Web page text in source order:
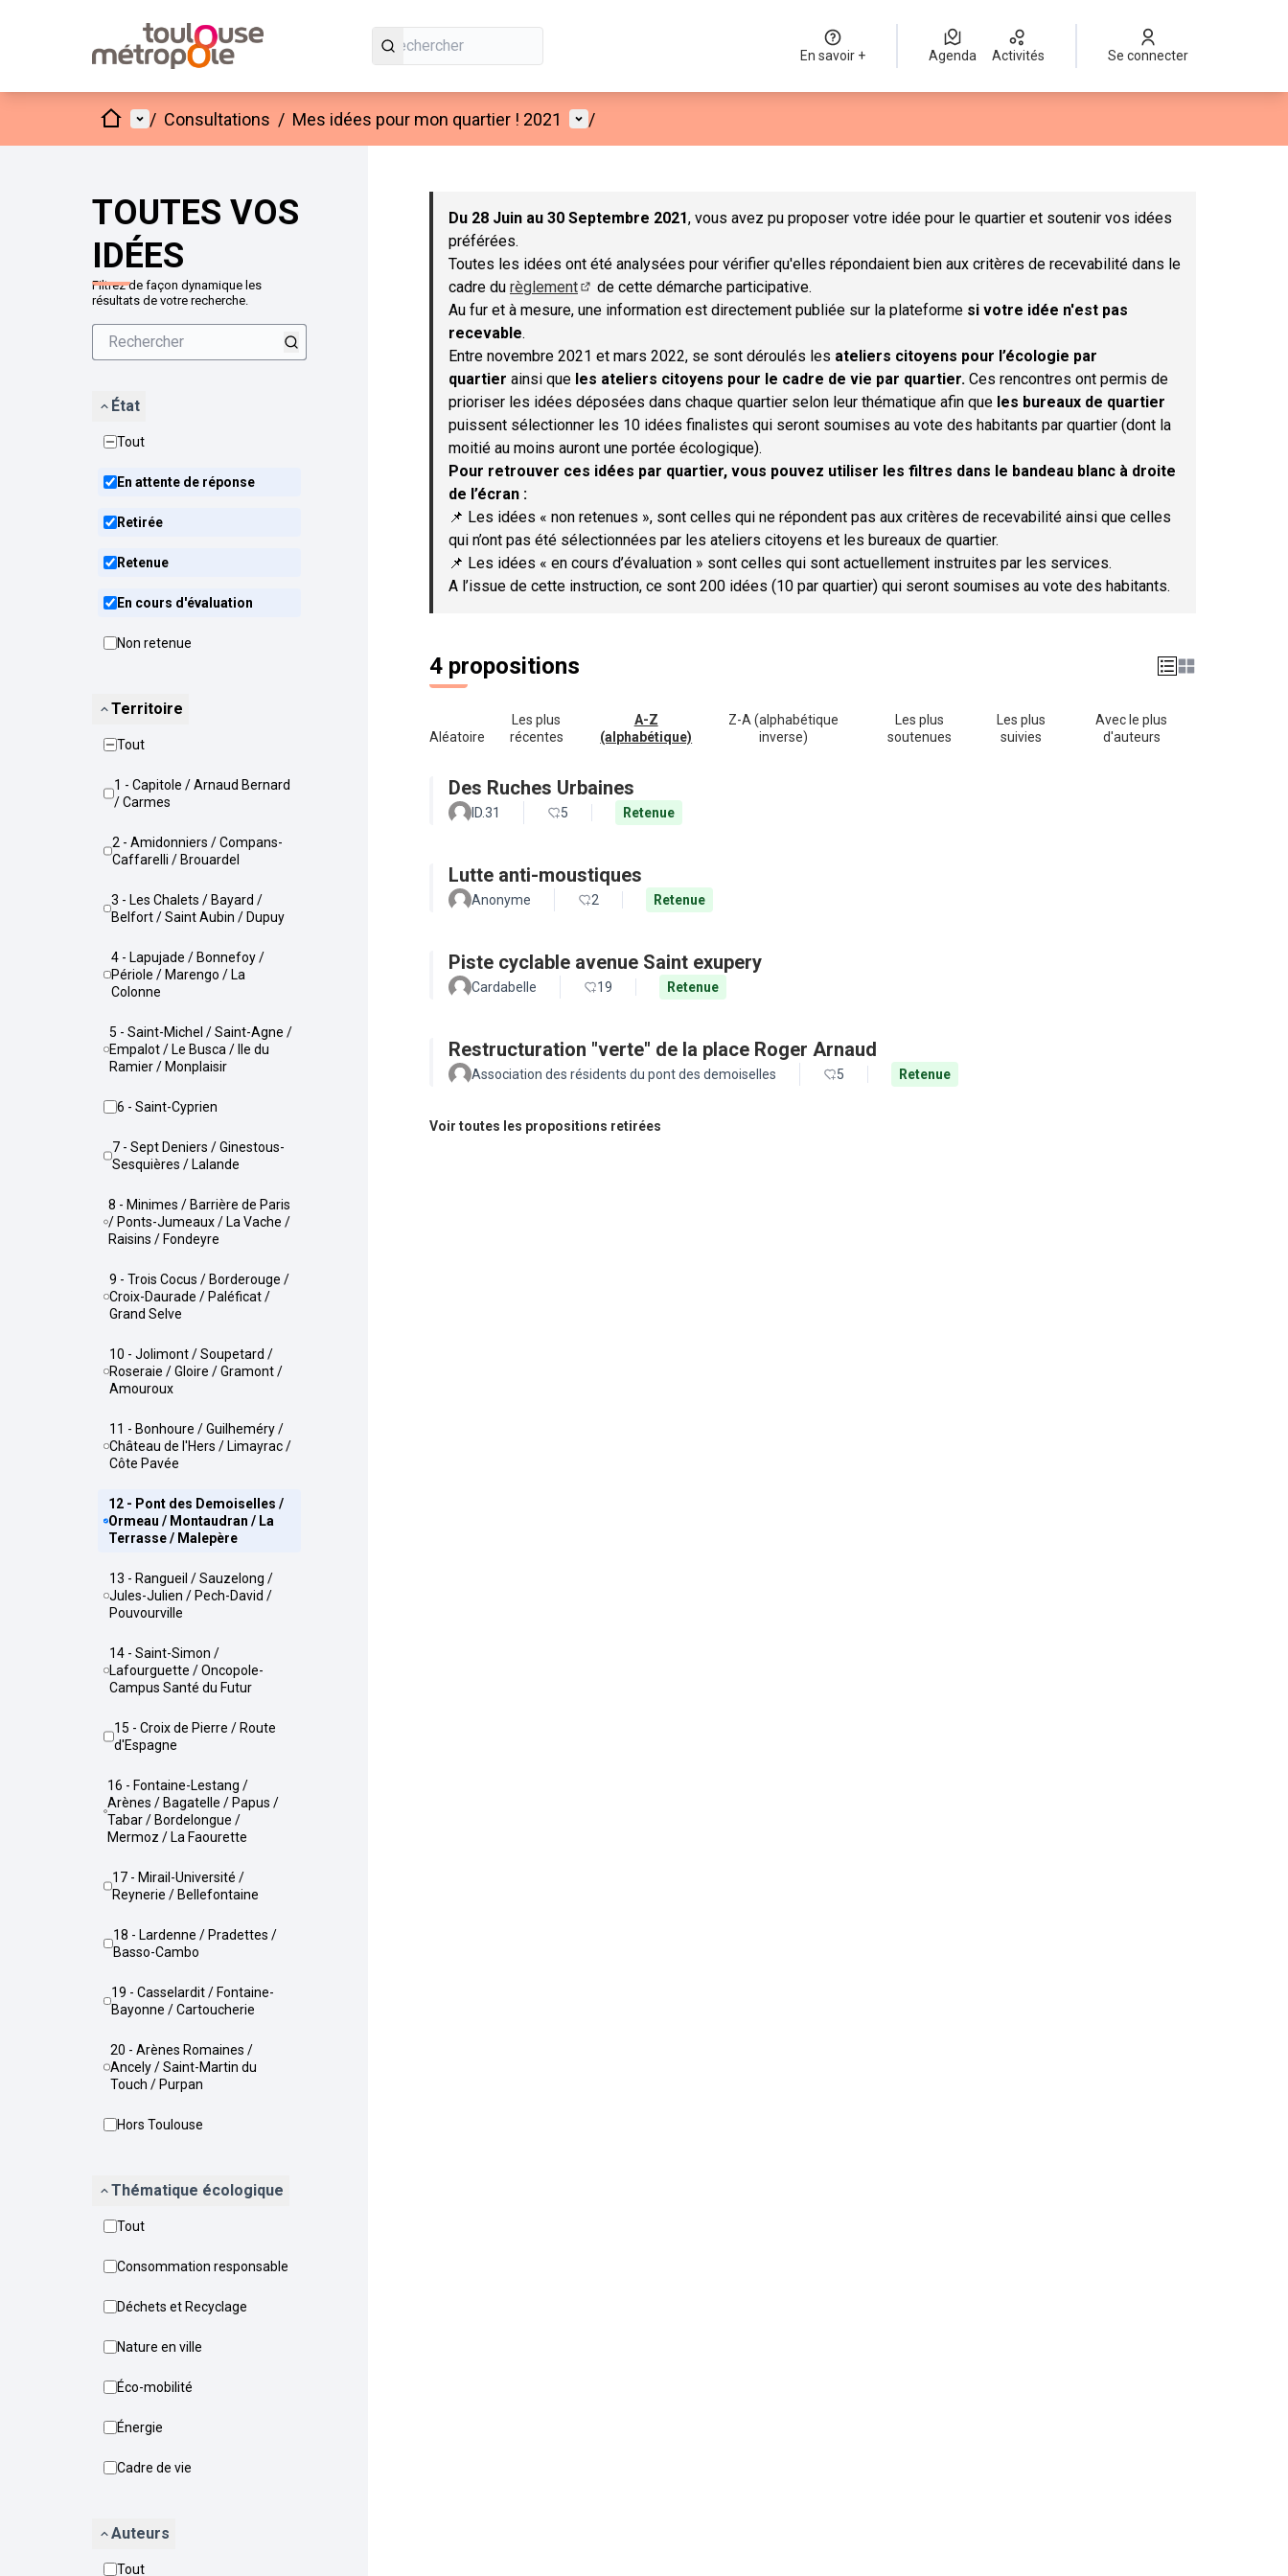
En savoir + Agenda Activités Se connecter
AccueilMenu principal
/ Consultations / Mes idées pour mon quartier ! 2021 Menu utilisateur
/
TOUTES VOS
IDÉES
Filtrez de façon dynamique les
résultats de votre recherche.
État
Tout
En attente de réponse
Retirée
Retenue
En cours d'évaluation
Non retenue
Territoire
Tout
1 - Capitole / Arnaud Bernard
/ Carmes
2 - Amidonniers / Compans-
Caffarelli / Brouardel
3 - Les Chalets / Bayard /
Belfort / Saint Aubin / Dupuy
4 - Lapujade / Bonnefoy /
Périole / Marengo / La
Colonne
5 - Saint-Michel / Saint-Agne /
Empalot / Le Busca / Ile du
Ramier / Monplaisir
6 - Saint-Cyprien
7 - Sept Deniers / Ginestous-
Sesquières / Lalande
8 - Minimes / Barrière de Paris
/ Ponts-Jumeaux / La Vache /
Raisins / Fondeyre
9 - Trois Cocus / Borderouge /
Croix-Daurade / Paléficat /
Grand Selve
10 - Jolimont / Soupetard /
Roseraie / Gloire / Gramont /
Amouroux
11 - Bonhoure / Guilheméry /
Château de l'Hers / Limayrac /
Côte Pavée
12 - Pont des Demoiselles /
Ormeau / Montaudran / La
Terrasse / Malepère
13 - Rangueil / Sauzelong /
Jules-Julien / Pech-David /
Pouvourville
14 - Saint-Simon /
Lafourguette / Oncopole-
Campus Santé du Futur
15 - Croix de Pierre / Route
d'Espagne
16 - Fontaine-Lestang /
Arènes / Bagatelle / Papus /
Tabar / Bordelongue /
Mermoz / La Faourette
17 - Mirail-Université /
Reynerie / Bellefontaine
18 - Lardenne / Pradettes /
Basso-Cambo
19 - Casselardit / Fontaine-
Bayonne / Cartoucherie
20 - Arènes Romaines /
Ancely / Saint-Martin du
Touch / Purpan
Hors Toulouse
Thématique écologique
Tout
Consommation responsable
Déchets et Recyclage
Nature en ville
Éco-mobilité
Énergie
Cadre de vie
Auteurs
Tout
Passer la carte
Du 28 Juin au 30 Septembre 2021, vous avez pu proposer votre idée pour le quartier et soutenir vos idées
préférées.
Toutes les idées ont été analysées pour vérifier qu'elles répondaient bien aux critères de recevabilité dans le
cadre du règlement
(S'ouvre dans un nouvel onglet)
de cette démarche participative.
Au fur et à mesure, une information est directement publiée sur la plateforme si votre idée n'est pas
recevable.
Entre novembre 2021 et mars 2022, se sont déroulés les ateliers citoyens pour l’écologie par
quartier ainsi que les ateliers citoyens pour le cadre de vie par quartier. Ces rencontres ont permis de
prioriser les idées déposées dans chaque quartier selon leur thématique afin que les bureaux de quartier
puissent sélectionner les 10 idées finalistes qui seront soumises au vote des habitants par quartier (dont la
moitié au moins auront une portée écologique).
Pour retrouver ces idées par quartier, vous pouvez utiliser les filtres dans le bandeau blanc à droite
de l’écran :
📌 Les idées « non retenues », sont celles qui ne répondent pas aux critères de recevabilité ainsi que celles
qui n’ont pas été sélectionnées par les ateliers citoyens et les bureaux de quartier.
📌 Les idées « en cours d’évaluation » sont celles qui sont actuellement instruites par les services.
A l’issue de cette instruction, ce sont 200 idées (10 par quartier) qui seront soumises au vote des habitants.
4 propositions
Aléatoire
Les plus
récentes
A-Z
(alphabétique)
Z-A (alphabétique
inverse)
Les plus
soutenues
Les plus
suivies
Avec le plus
d'auteurs
Des Ruches Urbaines
ID.31 5 Retenue
Lutte anti-moustiques
Anonyme 2 Retenue
Piste cyclable avenue Saint exupery
Cardabelle 19 Retenue
Restructuration "verte" de la place Roger Arnaud
Association des résidents du pont des demoiselles 5 Retenue
Voir toutes les propositions retirées